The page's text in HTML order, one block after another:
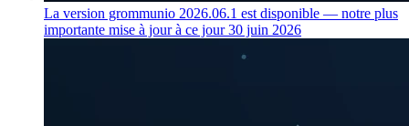
La version grommunio 2026.06.1 est disponible — notre plus
importante mise à jour à ce jour 30 juin 2026